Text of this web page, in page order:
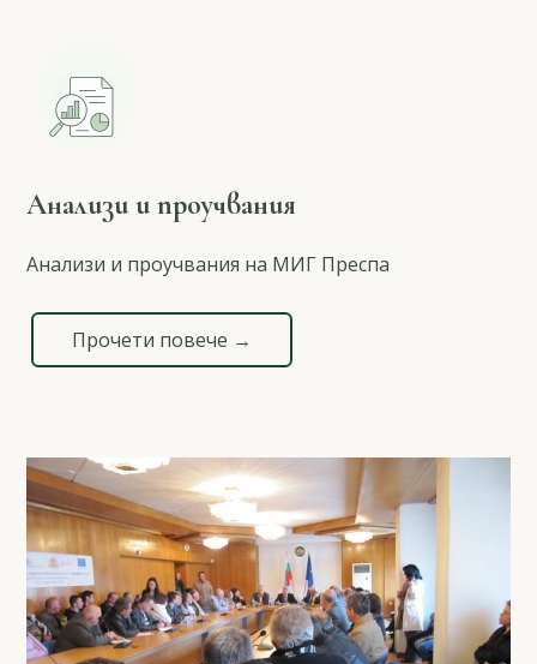
Анализи и проучвания
Анализи и проучвания на МИГ Преспа
Прочети повече →